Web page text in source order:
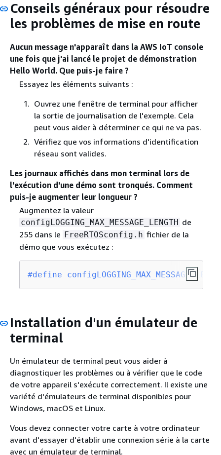
Conseils généraux pour résoudre
les problèmes de mise en route
Aucun message n'apparaît dans la AWS IoT console
une fois que j'ai lancé le projet de démonstration
Hello World. Que puis-je faire ?
Essayez les éléments suivants :
Ouvrez une fenêtre de terminal pour afficher
la sortie de journalisation de l'exemple. Cela
peut vous aider à déterminer ce qui ne va pas.
Vérifiez que vos informations d'identification
réseau sont valides.
Les journaux affichés dans mon terminal lors de
l'exécution d'une démo sont tronqués. Comment
puis-je augmenter leur longueur ?
Augmentez la valeur
configLOGGING_MAX_MESSAGE_LENGTH de
255 dans le FreeRTOSconfig.h fichier de la
démo que vous exécutez :
#define
Installation d'un émulateur de
terminal
Un émulateur de terminal peut vous aider à
diagnostiquer les problèmes ou à vérifier que le code
de votre appareil s'exécute correctement. Il existe une
variété d'émulateurs de terminal disponibles pour
Windows, macOS et Linux.
Vous devez connecter votre carte à votre ordinateur
avant d'essayer d'établir une connexion série à la carte
avec un émulateur de terminal.